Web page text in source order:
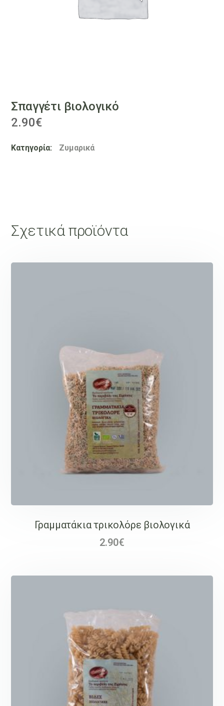
Σπαγγέτι βιολογικό
2.90€
Κατηγορία: Ζυμαρικά
Σχετικά προϊόντα
Γραμματάκια τρικολόρε βιολογικά
2.90€